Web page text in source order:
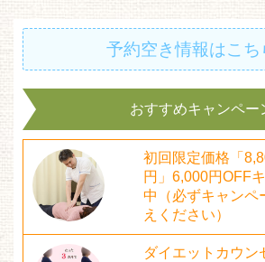
予約空き情報はこち
おすすめキャンペー
初回限定価格「
円」6,000円OFF
中（必ずキャンペ
えください）
ダイエットカウン